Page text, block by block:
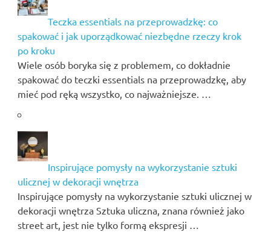
Teczka essentials na przeprowadzkę: co
spakować i jak uporządkować niezbędne rzeczy krok
po kroku
Wiele osób boryka się z problemem, co dokładnie
spakować do teczki essentials na przeprowadzkę, aby
mieć pod ręką wszystko, co najważniejsze. …
Inspirujące pomysły na wykorzystanie sztuki
ulicznej w dekoracji wnętrza
Inspirujące pomysły na wykorzystanie sztuki ulicznej w
dekoracji wnętrza Sztuka uliczna, znana również jako
street art, jest nie tylko formą ekspresji …